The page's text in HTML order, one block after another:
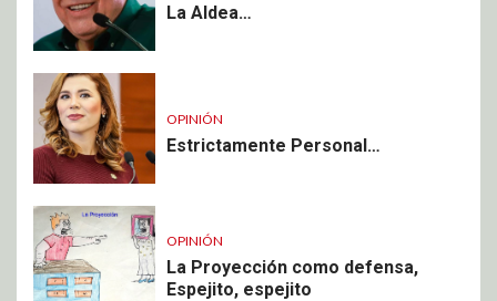
La Aldea…
OPINIÓN
Estrictamente Personal…
OPINIÓN
La Proyección como defensa,
Espejito, espejito